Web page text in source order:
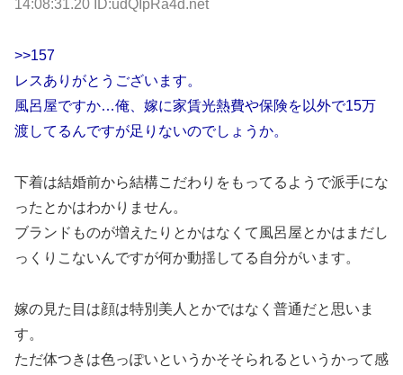
14:08:31.20 ID:udQIpRa4d.net
>>157
レスありがとうございます。
風呂屋ですか…俺、嫁に家賃光熱費や保険を以外で15万
渡してるんですが足りないのでしょうか。
下着は結婚前から結構こだわりをもってるようで派手にな
ったとかはわかりません。
ブランドものが増えたりとかはなくて風呂屋とかはまだし
っくりこないんですが何か動揺してる自分がいます。
嫁の見た目は顔は特別美人とかではなく普通だと思いま
す。
ただ体つきは色っぽいというかそそられるというかって感